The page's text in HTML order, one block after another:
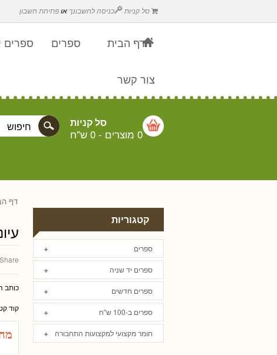
סל קניות כניסה לחשבונך אופתיחת חשבון
דף הבית ספרים ספרים
צור קשר
סל קניות
0 מוצרים - 0 ש"ח
דף
Share
כותב
קוד
קטגוריות
ספרים
ספרים יד שניה
ספרים חדשים
ספרים ב-100 ש"ח
חומר מקצועי למקצועות התחבורה